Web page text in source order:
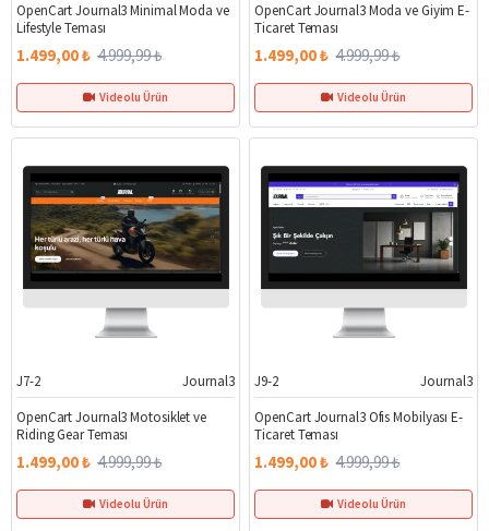
OpenCart Journal3 Minimal Moda ve
Lifestyle Teması
1.499,00 ₺ 4.999,99 ₺
Videolu Ürün
OpenCart Journal3 Moda ve Giyim E-
Ticaret Teması
1.499,00 ₺ 4.999,99 ₺
Videolu Ürün
%70
J7-2
Journal3
OpenCart Journal3 Motosiklet ve
Riding Gear Teması
1.499,00 ₺ 4.999,99 ₺
Videolu Ürün
%70
J9-2
Journal3
OpenCart Journal3 Ofis Mobilyası E-
Ticaret Teması
1.499,00 ₺ 4.999,99 ₺
Videolu Ürün